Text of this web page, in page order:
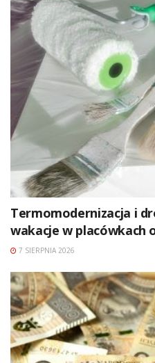
Termomodernizacja i
wakacje w placówkach
7 SIERPNIA 2026